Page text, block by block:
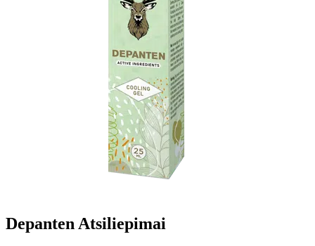
Depanten Atsiliepimai